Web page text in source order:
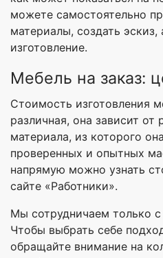
можете самостоятельно
материалы, создать эскиз,
изготовление.
Мебель на заказ:
Стоимость изготовления
различная, она зависит
материала, из которого
проверенных и опытных
напрямую можно узнать
сайте «Работники».
Мы сотрудничаем только
Чтобы выбрать себе
обращайте внимание на